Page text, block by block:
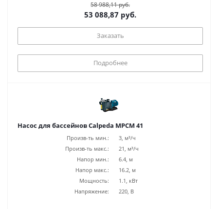
58 988,11 руб.
53 088,87 руб.
Заказать
Подробнее
Насос для бассейнов Calpeda MPCM 41
Произв-ть мин.:
3, м³/ч
Произв-ть макс.:
21, м³/ч
Напор мин.:
6.4, м
Напор макс.:
16.2, м
Мощность:
1.1, кВт
Напряжение:
220, В